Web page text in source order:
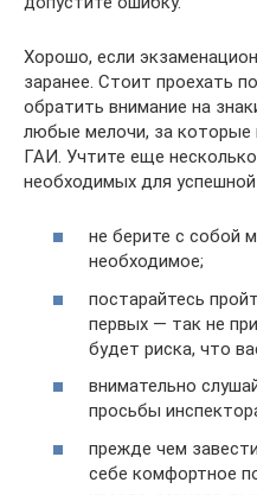
Хорошо, если
заранее. Стоит проехать
обратить внимание на
любые мелочи, за которые
ГАИ. Учтите еще
необходимых для
не берите с собой
необходимое;
постарайтесь
первых — так не
будет риска, что
внимательно
просьбы
прежде чем
себе комфортное